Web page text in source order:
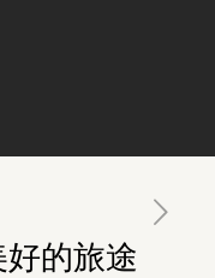
的旅途